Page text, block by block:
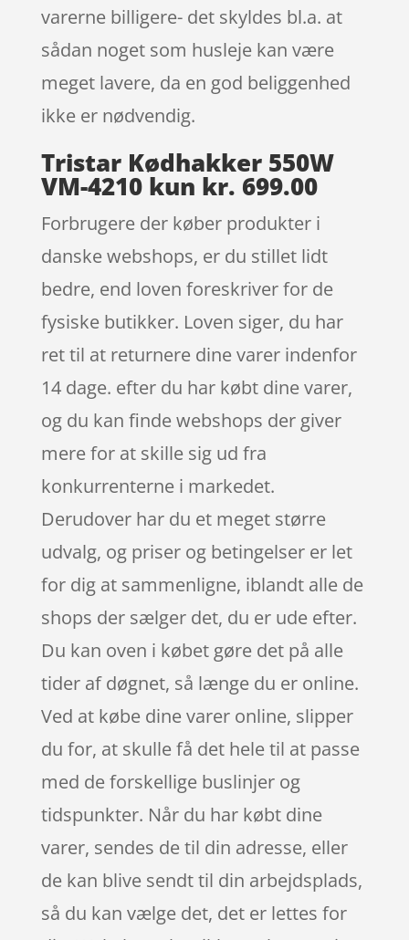
varerne billigere- det skyldes bl.a. at
sådan noget som husleje kan være
meget lavere, da en god beliggenhed
ikke er nødvendig.
Tristar Kødhakker 550W
VM-4210 kun kr. 699.00
Forbrugere der køber produkter i
danske webshops, er du stillet lidt
bedre, end loven foreskriver for de
fysiske butikker. Loven siger, du har
ret til at returnere dine varer indenfor
14 dage. efter du har købt dine varer,
og du kan finde webshops der giver
mere for at skille sig ud fra
konkurrenterne i markedet.
Derudover har du et meget større
udvalg, og priser og betingelser er let
for dig at sammenligne, iblandt alle de
shops der sælger det, du er ude efter.
Du kan oven i købet gøre det på alle
tider af døgnet, så længe du er online.
Ved at købe dine varer online, slipper
du for, at skulle få det hele til at passe
med de forskellige buslinjer og
tidspunkter. Når du har købt dine
varer, sendes de til din adresse, eller
de kan blive sendt til din arbejdsplads,
så du kan vælge det, det er lettes for